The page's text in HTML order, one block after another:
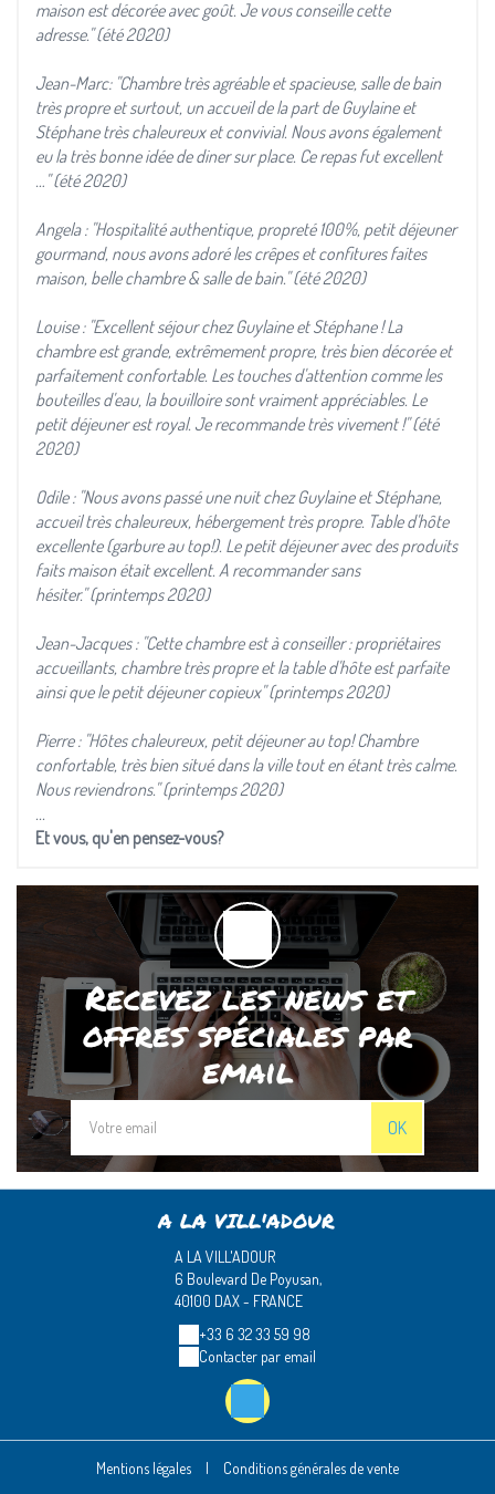
maison est décorée avec goût. Je vous conseille cette
adresse." (été 2020)
Jean-Marc: "Chambre très agréable et spacieuse, salle de bain
très propre et surtout, un accueil de la part de Guylaine et
Stéphane très chaleureux et convivial. Nous avons également
eu la très bonne idée de diner sur place. Ce repas fut excellent
…" (été 2020)
Angela : "Hospitalité authentique, propreté 100%, petit déjeuner
gourmand, nous avons adoré les crêpes et confitures faites
maison, belle chambre & salle de bain." (été 2020)
Louise : "Excellent séjour chez Guylaine et Stéphane ! La
chambre est grande, extrêmement propre, très bien décorée et
parfaitement confortable. Les touches d'attention comme les
bouteilles d'eau, la bouilloire sont vraiment appréciables. Le
petit déjeuner est royal. Je recommande très vivement !" (été
2020)
Odile : "Nous avons passé une nuit chez Guylaine et Stéphane,
accueil très chaleureux, hébergement très propre. Table d'hôte
excellente (garbure au top!). Le petit déjeuner avec des produits
faits maison était excellent. A recommander sans
hésiter." (printemps 2020)
Jean-Jacques : "Cette chambre est à conseiller : propriétaires
accueillants, chambre très propre et la table d'hôte est parfaite
ainsi que le petit déjeuner copieux" (printemps 2020)
Pierre : "Hôtes chaleureux, petit déjeuner au top! Chambre
confortable, très bien situé dans la ville tout en étant très calme.
Nous reviendrons." (printemps 2020)
...
Et vous, qu'en pensez-vous?
Recevez les news et
offres spéciales par
email
OK
A LA VILL'ADOUR
A LA VILL'ADOUR
6 Boulevard De Poyusan,
40100 DAX - FRANCE
+33 6 32 33 59 98
Contacter par email
Mentions légales | Conditions générales de vente